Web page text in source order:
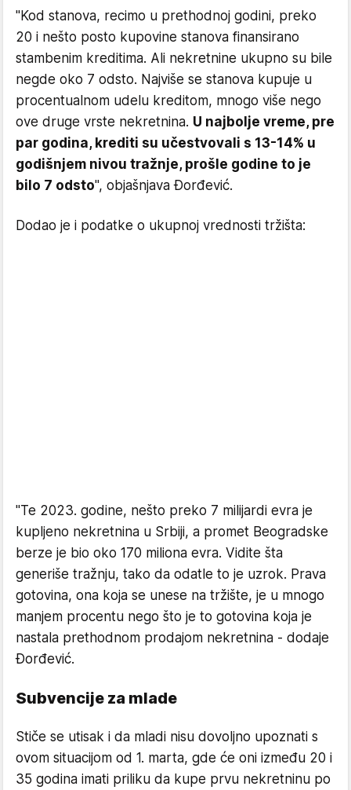
"Kod stanova, recimo u prethodnoj godini, preko
20 i nešto posto kupovine stanova finansirano
stambenim kreditima. Ali nekretnine ukupno su bile
negde oko 7 odsto. Najviše se stanova kupuje u
procentualnom udelu kreditom, mnogo više nego
ove druge vrste nekretnina. U najbolje vreme, pre
par godina, krediti su učestvovali s 13-14% u
godišnjem nivou tražnje, prošle godine to je
bilo 7 odsto", objašnjava Đorđević.
Dodao je i podatke o ukupnoj vrednosti tržišta:
"Te 2023. godine, nešto preko 7 milijardi evra je
kupljeno nekretnina u Srbiji, a promet Beogradske
berze je bio oko 170 miliona evra. Vidite šta
generiše tražnju, tako da odatle to je uzrok. Prava
gotovina, ona koja se unese na tržište, je u mnogo
manjem procentu nego što je to gotovina koja je
nastala prethodnom prodajom nekretnina - dodaje
Đorđević.
Subvencije za mlade
Stiče se utisak i da mladi nisu dovoljno upoznati s
ovom situacijom od 1. marta, gde će oni između 20 i
35 godina imati priliku da kupe prvu nekretninu po